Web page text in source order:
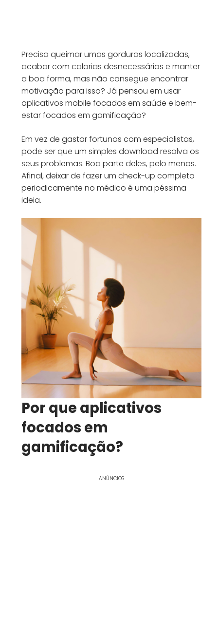
Precisa queimar umas gorduras localizadas,
acabar com calorias desnecessárias e manter
a boa forma, mas não consegue encontrar
motivação para isso? Já pensou em usar
aplicativos mobile focados em saúde e bem-
estar focados em gamificação?
Em vez de gastar fortunas com especialistas,
pode ser que um simples download resolva os
seus problemas. Boa parte deles, pelo menos.
Afinal, deixar de fazer um check-up completo
periodicamente no médico é uma péssima
ideia.
Por que aplicativos
focados em
gamificação?
ANÚNCIOS